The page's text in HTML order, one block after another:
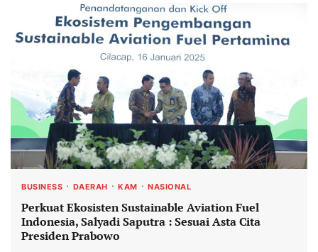
BUSINESS DAERAH KAM NASIONAL
Perkuat Ekosisten Sustainable Aviation Fuel
Indonesia, Salyadi Saputra : Sesuai Asta Cita
Presiden Prabowo